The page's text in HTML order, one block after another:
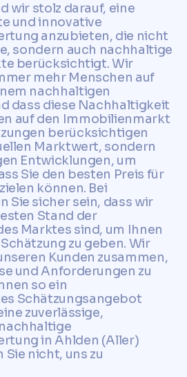
wir stolz darauf, eine
und innovative
anzubieten, die nicht
sondern auch nachhaltige
berücksichtigt. Wir
mehr Menschen auf
nachhaltigen
dass diese Nachhaltigkeit
auf den Immobilienmarkt
berücksichtigen
Marktwert, sondern
Entwicklungen, um
Sie den besten Preis für
können. Bei
Sie sicher sein, dass wir
Stand der
Marktes sind, um Ihnen
zu geben. Wir
Kunden zusammen,
und Anforderungen zu
so ein
Schätzungsangebot
zuverlässige,
in Ahlden (Aller)
nicht, uns zu